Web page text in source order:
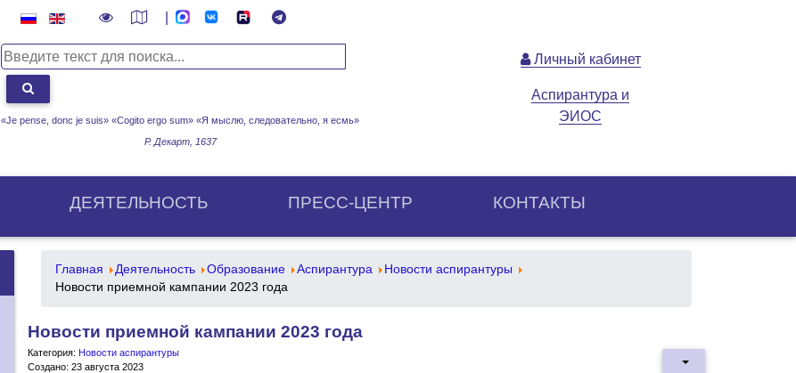
«Je pense, donc je suis» «Cogito ergo sum» «Я мыслю, следовательно, я есмь»
Р. Декарт, 1637
Личный кабинет
Аспирантура и
ЭИОС
ДЕЯТЕЛЬНОСТЬ ПРЕСС-ЦЕНТР КОНТАКТЫ
Главная Деятельность Образование Аспирантура
Новости аспирантуры
Новости приемной кампании 2023 года
Новости приемной кампании 2023 года
Категория: Новости аспирантуры
Создано: 23 августа 2023